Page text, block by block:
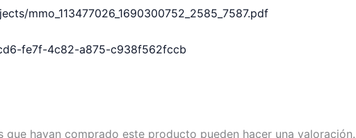
mmo_113477026_1690300752_2585_7587.pdf
fe7f-4c82-a875-c938f562fccb
que hayan comprado este producto pueden hacer una valoración.